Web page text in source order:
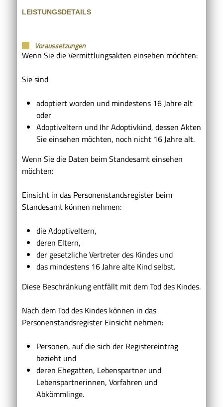
LEISTUNGSDETAILS
Voraussetzungen
Wenn Sie die Vermittlungsakten einsehen möchten:
Sie sind
adoptiert worden und mindestens 16 Jahre alt
oder
Adoptiveltern und Ihr Adoptivkind, dessen Akten
Sie einsehen möchten, noch nicht 16 Jahre alt.
Wenn Sie die Daten beim Standesamt einsehen
möchten:
Einsicht in das Personenstandsregister beim
Standesamt können nehmen:
die Adoptiveltern,
deren Eltern,
der gesetzliche Vertreter des Kindes und
das mindestens 16 Jahre alte Kind selbst.
Diese Beschränkung entfällt mit dem Tod des Kindes.
Nach dem Tod des Kindes können in das
Personenstandsregister Einsicht nehmen:
Personen, auf die sich der Registereintrag
bezieht und
deren Ehegatten, Lebenspartner und
Lebenspartnerinnen, Vorfahren und
Abkömmlinge.